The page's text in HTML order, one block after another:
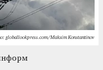
globallookpress.com/Maksim Konstantinov